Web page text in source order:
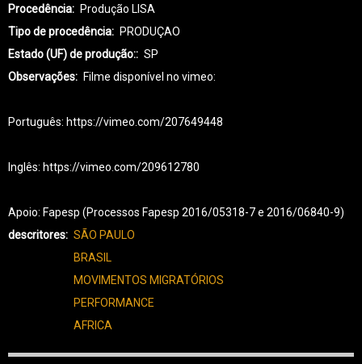
Procedência
Produção LISA
Tipo de procedência
PRODUÇAO
Estado (UF) de produção:
SP
Observações
Filme disponível no vimeo:
Português: https://vimeo.com/207649448
Inglês: https://vimeo.com/209612780
Apoio: Fapesp (Processos Fapesp 2016/05318-7 e 2016/06840-9)
descritores
SÃO PAULO
BRASIL
MOVIMENTOS MIGRATÓRIOS
PERFORMANCE
AFRICA